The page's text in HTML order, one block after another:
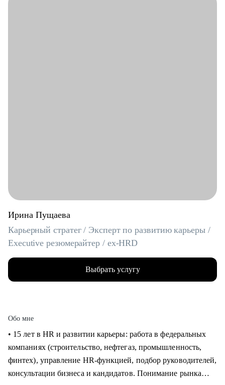
Ирина Пущаева
Карьерный стратег / Эксперт по развитию карьеры /
Executive резюмерайтер / ex-HRD
Выбрать услугу
Обо мне
• 15 лет в HR и развитии карьеры: работа в федеральных
компаниях (строительство, нефтегаз, промышленность,
финтех), управление HR-функцией, подбор руководителей,
консультации бизнеса и кандидатов. Понимание рынка